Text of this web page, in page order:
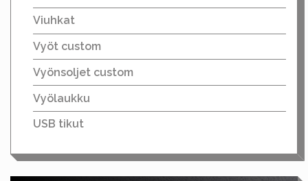
Viuhkat
Vyöt custom
Vyönsoljet custom
Vyölaukku
USB tikut